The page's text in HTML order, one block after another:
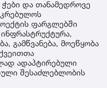
ჭები და თანამედროვე
ფარგლებში
გამწვანება, მოეწყობა
ადაპტირებული
შესაძლებლობის